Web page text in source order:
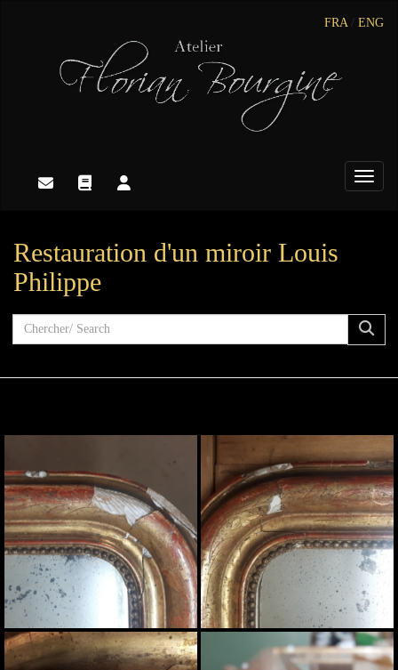
FRA/ ENG
Restauration d'un miroir Louis
Philippe